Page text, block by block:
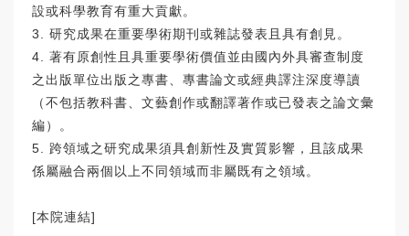
設或科學教育有重大貢獻。
3. 研究成果在重要學術期刊或雜誌發表且具有創見。
4. 著有原創性且具重要學術價值並由國內外具審查制度
之出版單位出版之專書、專書論文或經典譯注深度導讀
（不包括教科書、文藝創作或翻譯著作或已發表之論文彙
編）。
5. 跨領域之研究成果須具創新性及實質影響，且該成果
係屬融合兩個以上不同領域而非屬既有之領域。
[本院連結]